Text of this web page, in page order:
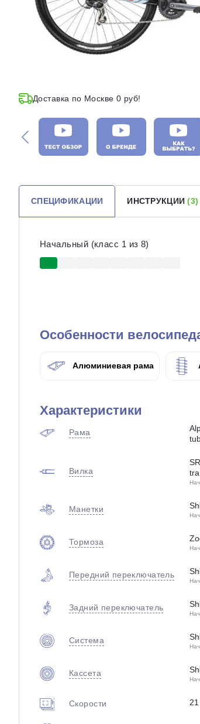
Доставка по Москве 0 руб!
СПЕЦИФИКАЦИИ ИНСТРУКЦИИ(3)
Начальный (класс 1 из 8)
Особенности
Алюминиевая рама
Характеристики
Рама
Вилка
Манетки
Тормоза
Передний переключатель
Задний переключатель
Система
Кассета
Скорости